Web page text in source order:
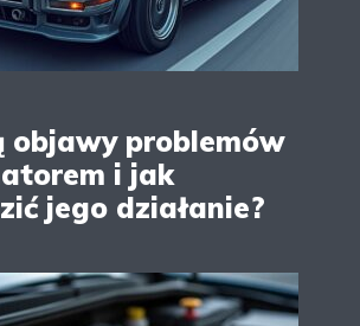
objawy problemów
i jak
jego działanie?